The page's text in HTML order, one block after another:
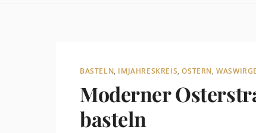
BASTELN, IMJAHRESKREIS,OSTERN,
Moderner
basteln